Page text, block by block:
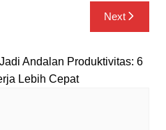
Next